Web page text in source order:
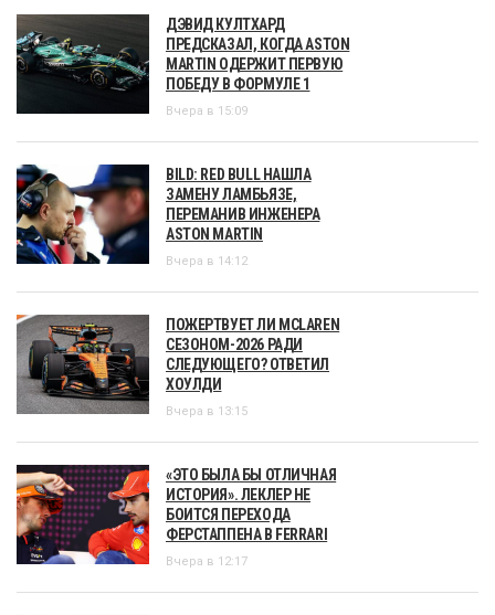
ДЭВИД КУЛТХАРД
ПРЕДСКАЗАЛ, КОГДА ASTON
MARTIN ОДЕРЖИТ ПЕРВУЮ
ПОБЕДУ В ФОРМУЛЕ 1
Вчера в 15:09
BILD: RED BULL НАШЛА
ЗАМЕНУ ЛАМБЬЯЗЕ,
ПЕРЕМАНИВ ИНЖЕНЕРА
ASTON MARTIN
Вчера в 14:12
ПОЖЕРТВУЕТ ЛИ MCLAREN
СЕЗОНОМ-2026 РАДИ
СЛЕДУЮЩЕГО? ОТВЕТИЛ
ХОУЛДИ
Вчера в 13:15
«ЭТО БЫЛА БЫ ОТЛИЧНАЯ
ИСТОРИЯ». ЛЕКЛЕР НЕ
БОИТСЯ ПЕРЕХОДА
ФЕРСТАППЕНА В FERRARI
Вчера в 12:17